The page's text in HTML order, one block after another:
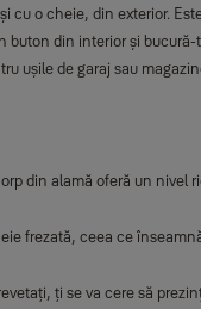
o cheie, din exterior.
buton din interior și
ușile de garaj sau
din alamă oferă un nivel
frezată, ceea ce
ți se va cere să